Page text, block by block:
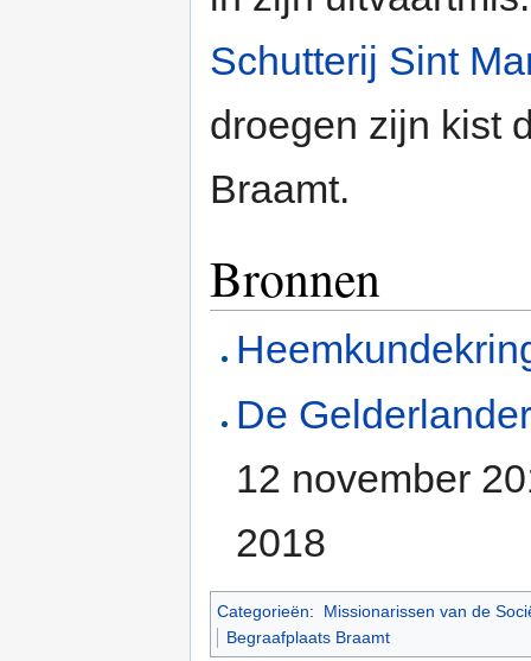
Schutterij Sint
droegen zijn kist
Braamt.
Bronnen
De Gelderlander
12 november
2018
Categorieën:
Missionarissen van de
Begraafplaats Braamt